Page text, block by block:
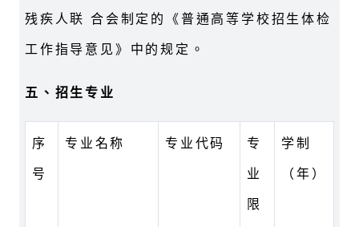
残疾人联 合会制定的《普通高等学校招生体检
工作指导意见》中的规定。
五、招生专业
序
号
专业名称 专业代码 专
业
限
学制
（年）